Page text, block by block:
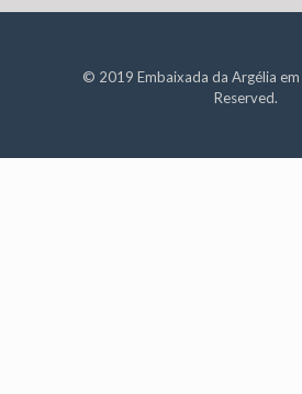
© 2019 Embaixada da Argélia em
Reserved.